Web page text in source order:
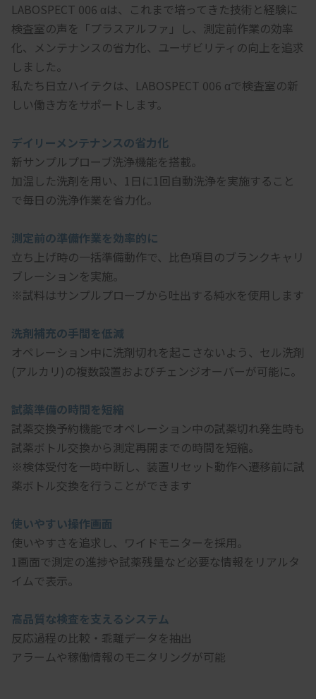
LABOSPECT 006 αは、これまで培ってきた技術と経験に
検査室の声を「プラスアルファ」し、測定前作業の効率
化、メンテナンスの省力化、ユーザビリティの向上を追求
しました。
私たち日立ハイテクは、LABOSPECT 006 αで検査室の新
しい働き方をサポートします。
デイリーメンテナンスの省力化
新サンプルプローブ洗浄機能を搭載。
加温した洗剤を用い、1日に1回自動洗浄を実施すること
で毎日の洗浄作業を省力化。
測定前の準備作業を効率的に
立ち上げ時の一括準備動作で、比色項目のブランクキャリ
ブレーションを実施。
※試料はサンプルプローブから吐出する純水を使用します
洗剤補充の手間を低減
オペレーション中に洗剤切れを起こさないよう、セル洗剤
(アルカリ)の複数設置およびチェンジオーバーが可能に。
試薬準備の時間を短縮
試薬交換予約機能でオペレーション中の試薬切れ発生時も
試薬ボトル交換から測定再開までの時間を短縮。
※検体受付を一時中断し、装置リセット動作へ遷移前に試
薬ボトル交換を行うことができます
使いやすい操作画面
使いやすさを追求し、ワイドモニターを採用。
1画面で測定の進捗や試薬残量など必要な情報をリアルタ
イムで表示。
高品質な検査を支えるシステム
反応過程の比較・乖離データを抽出
アラームや稼働情報のモニタリングが可能